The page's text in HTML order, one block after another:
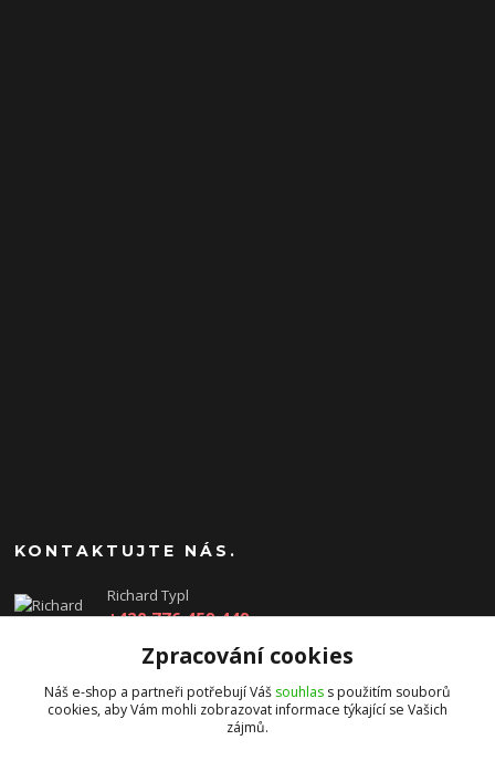
KONTAKTUJTE NÁS.
Richard Typl
+420 776 459 449
obchod@rtgames.cz
Zpracování cookies
Náš e-shop a partneři potřebují Váš souhlas s použitím souborů
cookies, aby Vám mohli zobrazovat informace týkající se Vašich
zájmů.